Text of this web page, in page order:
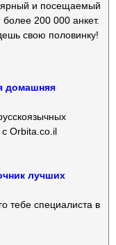
и посещаемый
200 000 анкет.
свою половинку!
домашняя
с Orbita.co.il
лучших
тебе специалиста в